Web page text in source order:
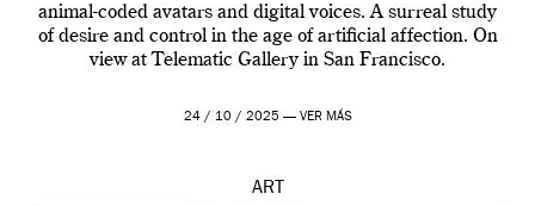
animal-coded avatars and digital voices. A surreal study
of desire and control in the age of artificial affection. On
view at Telematic Gallery in San Francisco.
24 / 10 / 2025 — VER MÁS
ART